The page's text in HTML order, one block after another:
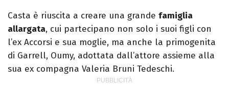
Casta è riuscita a creare una grande famiglia
allargata, cui partecipano non solo i suoi figli con
l’ex Accorsi e sua moglie, ma anche la primogenita
di Garrell, Oumy, adottata dall’attore assieme alla
sua ex compagna Valeria Bruni Tedeschi.